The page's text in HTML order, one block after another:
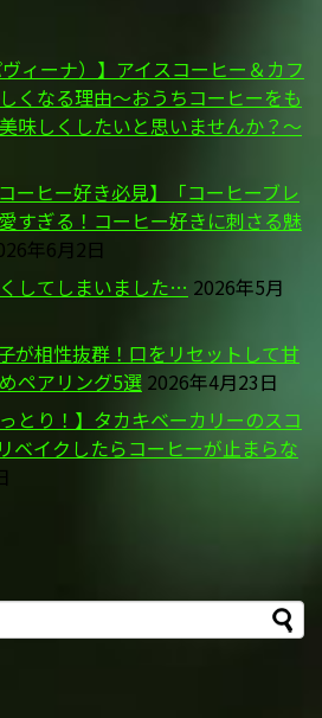
ヴィーナ）】アイスコーヒー＆カフ
くなる理由～おうちコーヒーをも
味しくしたいと思いませんか？～
ーヒー好き必見】「コーヒーブレ
すぎる！コーヒー好きに刺さる魅
年6月2日
してしまいました… 2026年5月
が相性抜群！口をリセットして甘
ペアリング5選 2026年4月23日
とり！】タカキベーカリーのスコ
ベイクしたらコーヒーが止まらな